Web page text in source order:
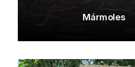
Mármoles